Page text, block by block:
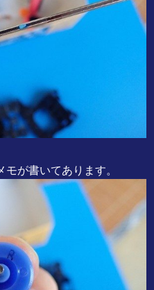
が書いてあります。